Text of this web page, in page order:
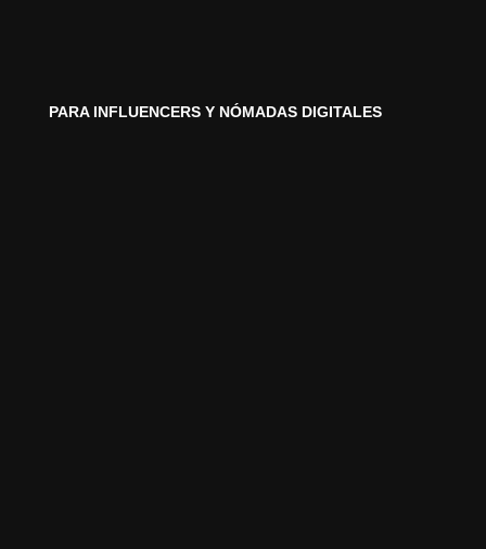
PARA INFLUENCERS Y NÓMADAS DIGITALES